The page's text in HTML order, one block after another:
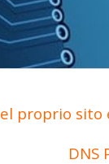
proprio
DNS